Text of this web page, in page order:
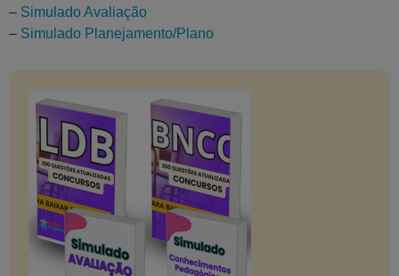
– Simulado Avaliação
– Simulado Planejamento/Plano